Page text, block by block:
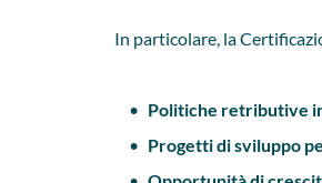
In particolare, la
Politiche retributive
Progetti di sviluppo